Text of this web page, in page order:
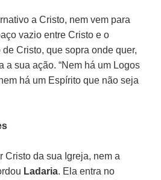
a Cristo, nem vem para
vazio entre Cristo e o
de Cristo, que sopra onde quer,
a sua ação. “Nem há um Logos
há um Espírito que não seja
Cristo da sua Igreja, nem a
Ladaria. Ela entra no